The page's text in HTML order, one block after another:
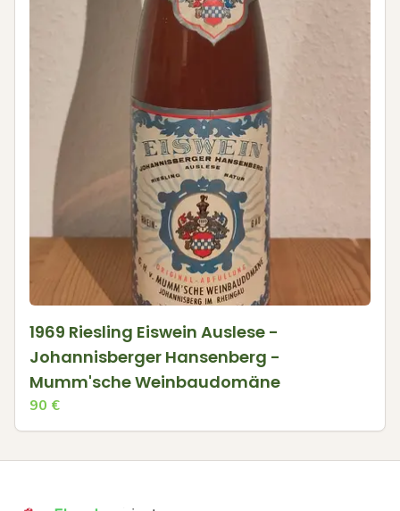
1969 Riesling Eiswein Auslese -
Johannisberger Hansenberg -
Mumm'sche Weinbaudomäne
90 €